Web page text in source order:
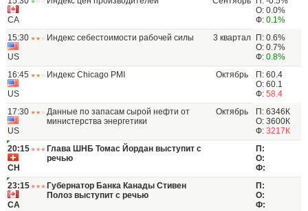
CA
О: 0.0%
Ф: 0.1%
15:30
US
Индекс себестоимости рабочей силы 3 квартал
П: 0.6%
О: 0.7%
Ф: 0.8%
16:45
US
Индекс Chicago PMI Октябрь
П: 60.4
О: 60.1
Ф: 58.4
17:30
US
Данные по запасам сырой нефти от
министерства энергетики
Октябрь
П: 6346К
О: 3600К
Ф: 3217К
20:15
CH
Глава ШНБ Томас Йордан выступит с
речью
П:
О:
Ф:
23:15
CA
Губернатор Банка Канады Стивен
Полоз выступит с речью
П:
О:
Ф: